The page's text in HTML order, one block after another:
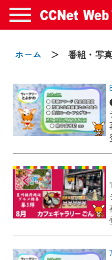
ホーム ＞ 番組・写真
2024/09/02
動画配信サービ
年9月24日から
【変更点】
◆デザイン変更
の動画コンテン
◆当社アプリや
でも・どこでも
CCNetサービス
番組をご視聴い